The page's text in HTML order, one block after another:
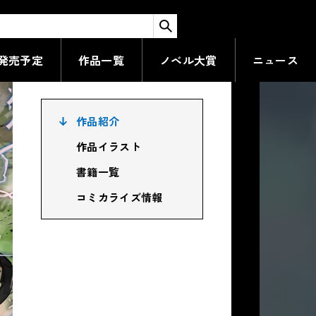
売予定
作品一覧 ノベル大賞 ニュース
作品紹介
作品イラスト
書籍一覧
コミカライズ情報